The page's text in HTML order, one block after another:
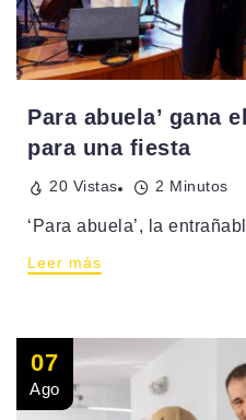
Para abuela’ gana
para una fiesta
20 Vistas 2 Minutos
‘Para abuela’, la
Leer más
07
Ago